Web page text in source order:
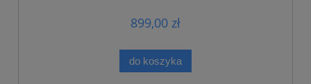
899,00 zł
do koszyka